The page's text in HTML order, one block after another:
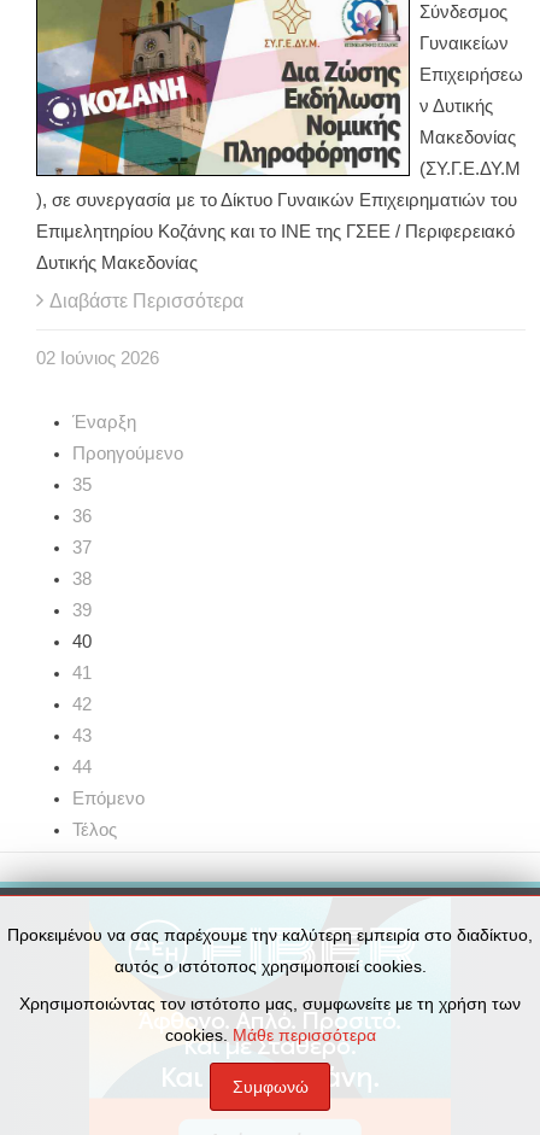
Σύνδεσμος
Γυναικείων
Επιχειρήσεω
ν Δυτικής
Μακεδονίας
(ΣΥ.Γ.Ε.ΔΥ.Μ
), σε συνεργασία με το Δίκτυο Γυναικών Επιχειρηματιών του
Επιμελητηρίου Κοζάνης και το ΙΝΕ της ΓΣΕΕ / Περιφερειακό
Δυτικής Μακεδονίας
Διαβάστε Περισσότερα
02 Ιούνιος 2026
Έναρξη
Προηγούμενο
35
36
37
38
39
40
41
42
43
44
Επόμενο
Τέλος
Προκειμένου να σας παρέχουμε την καλύτερη εμπειρία στο διαδίκτυο,
αυτός ο ιστότοπος χρησιμοποιεί cookies.
Χρησιμοποιώντας τον ιστότοπο μας, συμφωνείτε με τη χρήση των
cookies. Μάθε περισσότερα
Συμφωνώ